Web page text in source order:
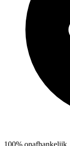
100% onafhankelijk